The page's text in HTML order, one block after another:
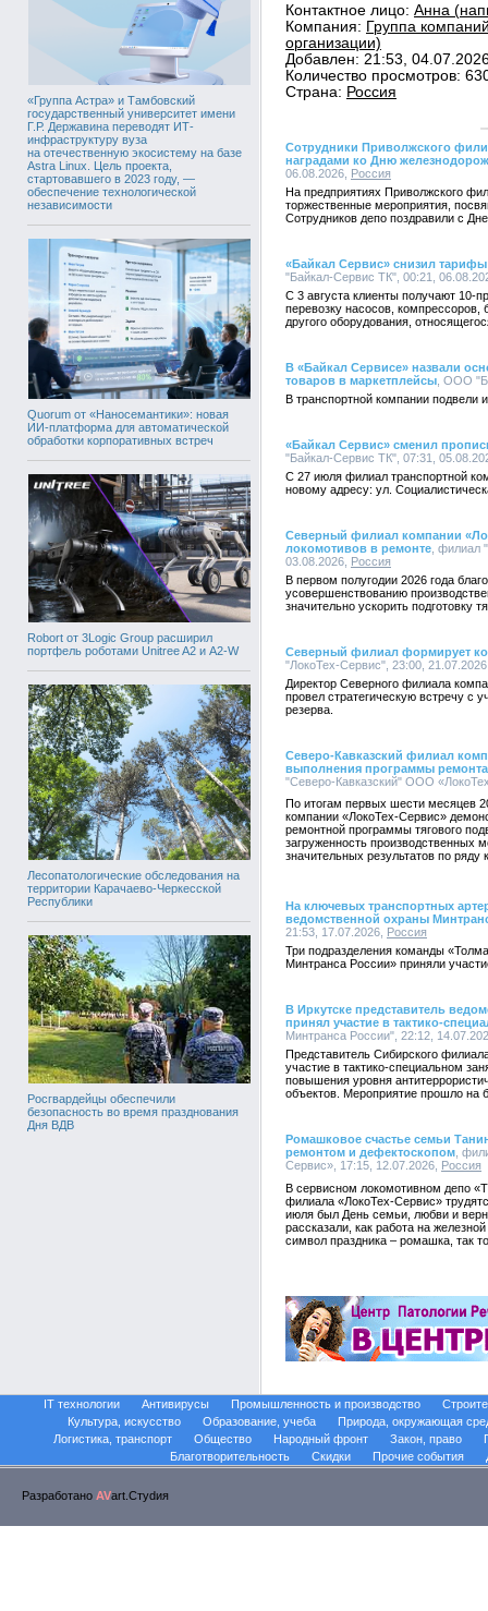
«Группа Астра» и Тамбовский
государственный университет имени
Г.Р. Державина переводят ИТ-
инфраструктуру вуза
на отечественную экосистему на базе
Astra Linux. Цель проекта,
стартовавшего в 2023 году, —
обеспечение технологической
независимости
Quorum от «Наносемантики»: новая
ИИ-платформа для автоматической
обработки корпоративных встреч
Robort от 3Logic Group расширил
портфель роботами Unitree A2 и A2-W
Лесопатологические обследования на
территории Карачаево-Черкесской
Республики
Росгвардейцы обеспечили
безопасность во время празднования
Дня ВДВ
Контактное лицо: Анна
Компания: Группа
организации)
Добавлен: 21:53,
Количество просмотров:
Страна: Россия
Сотрудники Приволжского
наградами ко Дню
06.08.2026, Россия
На предприятиях Приволжского
торжественные мероприятия,
Сотрудников депо поздравили с
«Байкал Сервис» снизил тарифы
"Байкал-Сервис ТК", 00:21,
С 3 августа клиенты получают 10-
перевозку насосов, компрессоров,
другого оборудования,
В «Байкал Сервисе» назвали
товаров в маркетплейсы , ООО
В транспортной компании подвели
«Байкал Сервис» сменил
"Байкал-Сервис ТК", 07:31,
С 27 июля филиал транспортной
новому адресу: ул.
Северный филиал компании
локомотивов в ремонте ,
03.08.2026, Россия
В первом полугодии 2026 года
усовершенствованию
значительно ускорить подготовку
Северный филиал формирует
"ЛокоТех-Сервис", 23:00,
Директор Северного филиала
провел стратегическую встречу с
резерва.
Северо-Кавказский филиал
выполнения программы ремонта
"Северо-Кавказский" ООО
По итогам первых шести месяцев
компании «ЛокоТех-Сервис»
ремонтной программы тягового
загруженность производственных
значительных результатов по
На ключевых транспортных
ведомственной охраны
21:53, 17.07.2026, Россия
Три подразделения команды
Минтранса России» приняли
В Иркутске представитель
принял участие в тактико-
Минтранса России", 22:12,
Представитель Сибирского
участие в тактико-специальном
повышения уровня
объектов. Мероприятие прошло на
Ромашковое счастье семьи
ремонтом и дефектоскопом ,
Сервис», 17:15, 12.07.2026, Россия
В сервисном локомотивном депо
филиала «ЛокоТех-Сервис»
июля был День семьи, любви и
рассказали, как работа на
символ праздника – ромашка, так
IT технологии Антивирусы Промышленность и производство
Культура, искусство
Образование, учеба
Природа, окружающая
Логистика, транспорт
Общество Народный фронт Закон, право
Благотворительность
Скидки Прочие события
Разработано AVart.Стуdия